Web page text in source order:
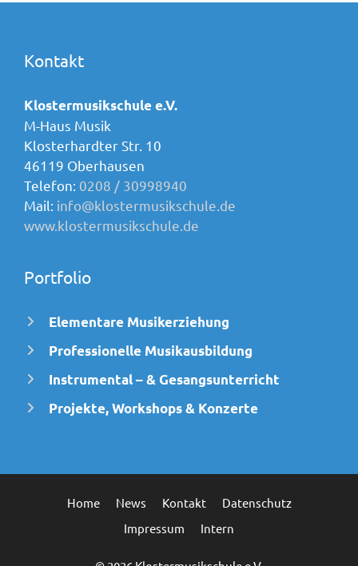
Kontakt
Klostermusikschule e.V.
M-Haus Musik
Klosterhardter Str. 10
46119 Oberhausen
Telefon: 0208 / 30998940
Mail: info@klostermusikschule.de
www.klostermusikschule.de
Portfolio
Elementare Musikerziehung
Professionelle Musikausbildung
Instrumental – & Gesangsunterricht
Projekte, Workshops & Konzerte
Home News Kontakt
Datenschutz
Impressum
Intern